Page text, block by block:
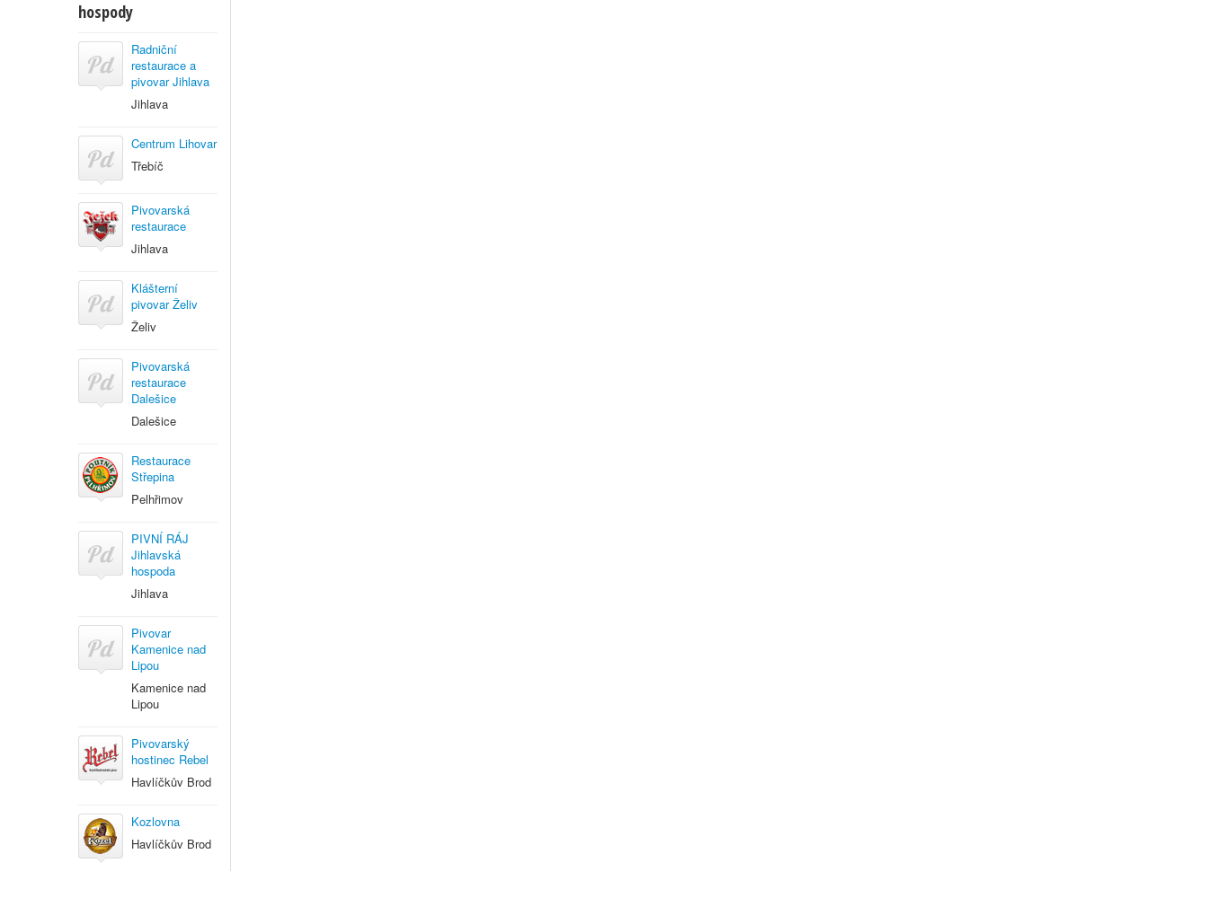
hospody
Radniční
restaurace a
pivovar Jihlava
Jihlava
Centrum Lihovar
Třebíč
Pivovarská
restaurace
Jihlava
Klášterní
pivovar Želiv
Želiv
Pivovarská
restaurace
Dalešice
Dalešice
Restaurace
Střepina
Pelhřimov
PIVNÍ RÁJ
Jihlavská
hospoda
Jihlava
Pivovar
Kamenice nad
Lipou
Kamenice nad
Lipou
Pivovarský
hostinec Rebel
Havlíčkův Brod
Kozlovna
Havlíčkův Brod